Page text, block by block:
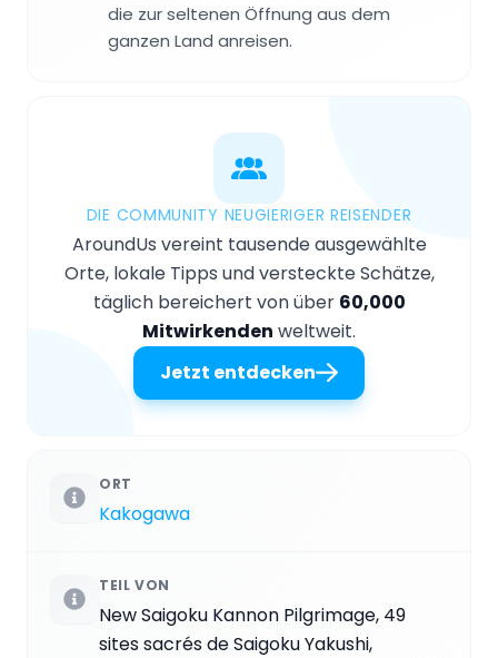
die zur seltenen Öffnung aus dem
ganzen Land anreisen.
DIE COMMUNITY NEUGIERIGER REISENDER
AroundUs vereint tausende ausgewählte
Orte, lokale Tipps und versteckte Schätze,
täglich bereichert von über 60,000
Mitwirkenden weltweit.
Jetzt entdecken
ORT
Kakogawa
TEIL VON
New Saigoku Kannon Pilgrimage, 49
sites sacrés de Saigoku Yakushi,